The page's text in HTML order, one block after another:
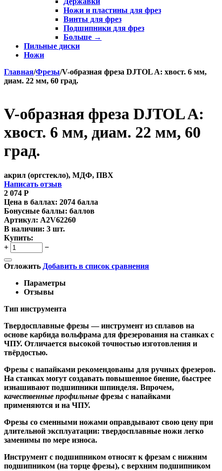
Ножи и пластины для фрез
Винты для фрез
Подшипники для фрез
Больше →
Пильные диски
Ножи
Главная/Фрезы/V-образная фреза DJTOL A: хвост. 6 мм,
диам. 22 мм, 60 град.
V-образная фреза DJTOL A:
хвост. 6 мм, диам. 22 мм, 60
град.
акрил (оргстекло), МДФ, ПВХ
Написать отзыв
2 074 Р
Цена в баллах: 2074 балла
Бонусные баллы: баллов
Артикул: A2V62260
В наличии: 3 шт.
Купить:
+
−
Отложить Добавить в список сравнения
Параметры
Отзывы
Тип инструмента
Твердосплавные фрезы — инструмент из сплавов на
основе карбида вольфрама для фрезерования на станках с
ЧПУ. Отличается высокой точностью изготовления и
твёрдостью.
Фрезы с напайками рекомендованы для ручных фрезеров.
На станках могут создавать повышенное биение, быстрее
изнашивают подшипники шпинделя. Впрочем,
качественные профильные фрезы с напайками
применяются и на ЧПУ.
Фрезы со сменными ножами оправдывают свою цену при
длительной эксплуатации: твердосплавные ножи легко
заменимы по мере износа.
Инструмент с подшипником относят к фрезам с нижним
подшипником (на торце фрезы), с верхним подшипником